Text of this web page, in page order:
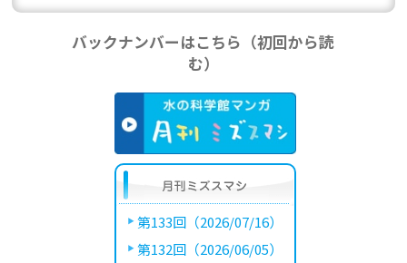
バックナンバーはこちら（初回から読
む）
第133回（2026/07/16）
第132回（2026/06/05）